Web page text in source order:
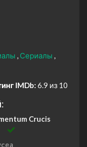
Сериалы
IMDb: 6.9 из 10
Crucis